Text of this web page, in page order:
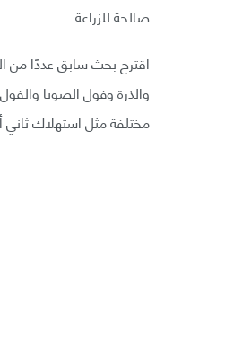
صالحة للزراعة.
اقترح بحث سابق عددًا من
والذرة وفول الصويا
مختلفة مثل استهلاك ثاني